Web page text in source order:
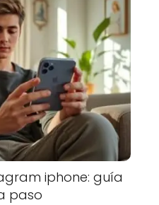
iphone: guía
paso